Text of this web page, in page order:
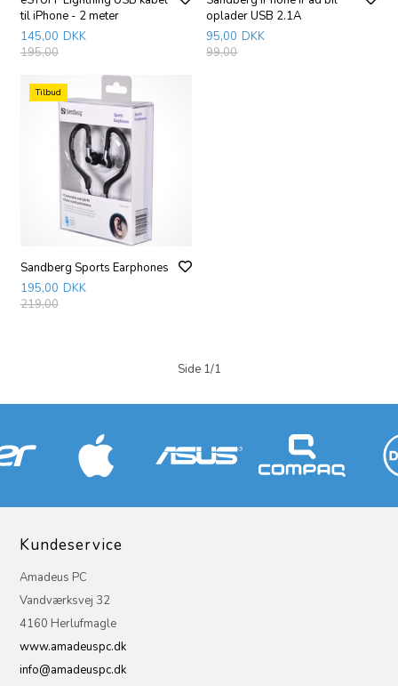
til iPhone - 2 meter
145,00 DKK
195,00
oplader USB 2.1A
95,00 DKK
99,00
Tilbud
Sandberg Sports Earphones
195,00 DKK
219,00
Side 1/1
Kundeservice
Amadeus PC
Vandværksvej 32
4160 Herlufmagle
www.amadeuspc.dk
info@amadeuspc.dk